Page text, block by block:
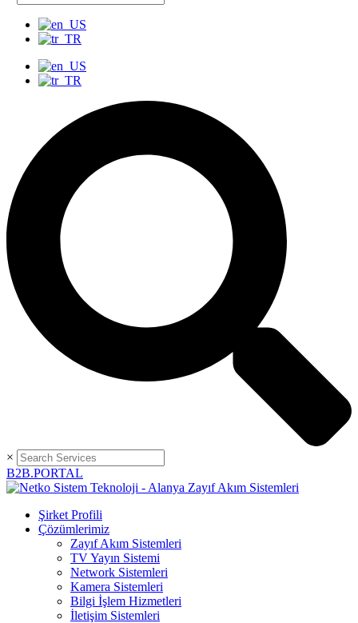
×
B2B.PORTAL
Şirket Profili
Çözümlerimiz
Zayıf Akım Sistemleri
TV Yayın Sistemi
Network Sistemleri
Kamera Sistemleri
Bilgi İşlem Hizmetleri
İletişim Sistemleri